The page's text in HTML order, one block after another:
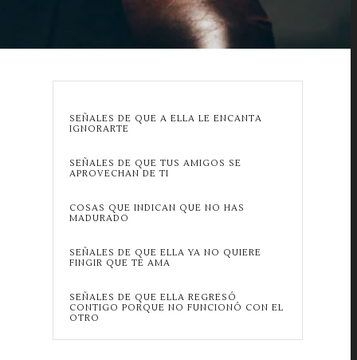
SEÑALES DE QUE A ELLA LE ENCANTA
IGNORARTE
SEÑALES DE QUE TUS AMIGOS SE
APROVECHAN DE TI
COSAS QUE INDICAN QUE NO HAS
MADURADO
SEÑALES DE QUE ELLA YA NO QUIERE
FINGIR QUE TE AMA
SEÑALES DE QUE ELLA REGRESÓ
CONTIGO PORQUE NO FUNCIONÓ CON EL
OTRO